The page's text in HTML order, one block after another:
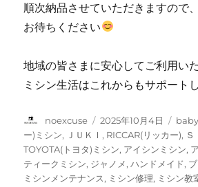
順次納品させていただきますので
お待ちください
地域の皆さまに安心してご利用い
ミシン生活はこれからもサポート
投
稿
者
noexcuse
投
稿
日:
2025年10月4日
カ
テ
ゴ
リ
ー
ー)ミシン, ＪＵＫＩ , RICCAR(リッカー), Ｓ
TOYOTA(トヨタ)ミシン, アイシンミシン,
ティークミシン, ジャノメ,ハンドメイド,
ミシンメンテナンス, ミシン修理, ミシン教